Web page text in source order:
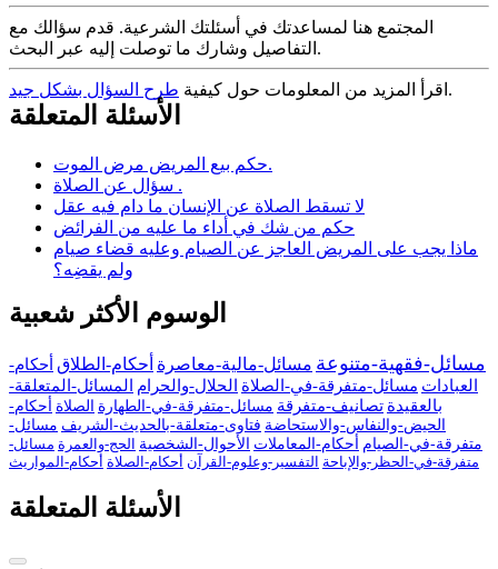
المجتمع هنا لمساعدتك في أسئلتك الشرعية. قدم سؤالك مع
التفاصيل وشارك ما توصلت إليه عبر البحث.
اقرأ المزيد من المعلومات حول كيفية طرح السؤال بشكل جيد .
الأسئلة المتعلقة
حكم بيع المريض مرض الموت.
سؤال عن الصلاة .
لا تسقط الصلاة عن الإنسان ما دام فيه عقل
حكم من شك في أداء ما عليه من الفرائض
ماذا يجب على المريض العاجز عن الصيام وعليه قضاء صيام
ولم يقضِه؟
الوسوم الأكثر شعبية
مسائل-فقهية-متنوعة مسائل-مالية-معاصرة أحكام-الطلاق أحكام-
العبادات مسائل-متفرقة-في-الصلاة الحلال-والحرام المسائل-المتعلقة-
بالعقيدة تصانيف-متفرقة مسائل-متفرقة-في-الطهارة الصلاة أحكام-
الحيض-والنفاس-والاستحاضة فتاوى-متعلقة-بالحديث-الشريف مسائل-
متفرقة-في-الصيام أحكام-المعاملات الأحوال-الشخصية الحج-والعمرة مسائل-
متفرقة-في-الحظر-والإباحة التفسير-وعلوم-القرآن أحكام-الصلاة أحكام-المواريث
الأسئلة المتعلقة